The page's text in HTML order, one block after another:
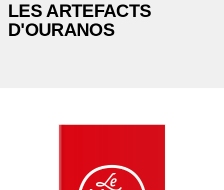
LES ARTEFACTS
D'OURANOS